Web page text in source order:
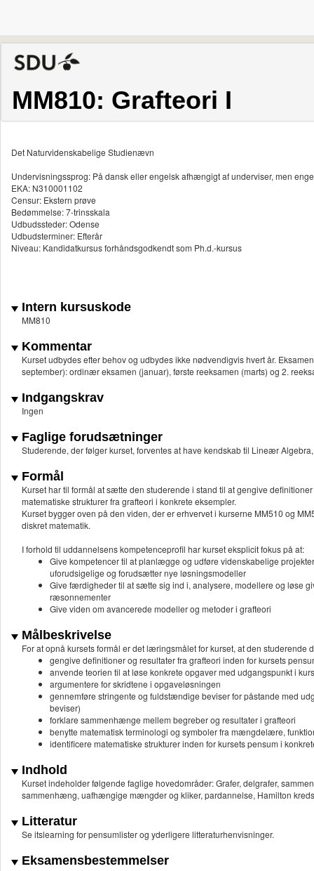
MM810: Grafteori I
Det Naturvidenskabelige Studienævn
Undervisningssprog: På dansk eller engelsk afhængigt af underviser, men
EKA: N310001102
Censur: Ekstern prøve
Bedømmelse: 7-trinsskala
Udbudssteder: Odense
Udbudsterminer: Efterår
Niveau: Kandidatkursus forhåndsgodkendt som Ph.d.-kursus
Intern kursuskode
MM810
Kommentar
Kurset udbydes efter behov og udbydes ikke nødvendigvis hvert år.
september): ordinær eksamen (januar), første reeksamen (marts) og 2.
Indgangskrav
Ingen
Faglige forudsætninger
Studerende, der følger kurset, forventes at have kendskab til Lineær
Formål
Kurset har til formål at sætte den studerende i stand til at gengive
matematiske strukturer fra grafteori i konkrete eksempler.
Kurset bygger oven på den viden, der er erhvervet i kurserne MM510 og
diskret matematik.
I forhold til uddannelsens kompetenceprofil har kurset eksplicit fokus på at:
Give kompetencer til at planlægge og udføre videnskabelige
uforudsigelige og forudsætter nye løsningsmodeller
Give færdigheder til at sætte sig ind i, analysere, modellere og løse
ræsonnementer
Give viden om avancerede modeller og metoder i grafteori
Målbeskrivelse
For at opnå kursets formål er det læringsmålet for kurset, at den studerende
gengive definitioner og resultater fra grafteori inden for kursets
anvende teorien til at løse konkrete opgaver med udgangspunkt i
argumentere for skridtene i opgaveløsningen
gennemføre stringente og fuldstændige beviser for påstande med
beviser)
forklare sammenhænge mellem begreber og resultater i grafteori
benytte matematisk terminologi og symboler fra mængdelære,
identificere matematiske strukturer inden for kursets pensum i
Indhold
Kurset indeholder følgende faglige hovedområder: Grafer, delgrafer,
sammenhæng, uafhængige mængder og kliker, pardannelse, Hamilton
Litteratur
Se itslearning for pensumlister og yderligere litteraturhenvisninger.
Eksamensbestemmelser